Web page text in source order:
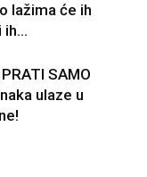
lažima će ih
SAMO
ulaze u